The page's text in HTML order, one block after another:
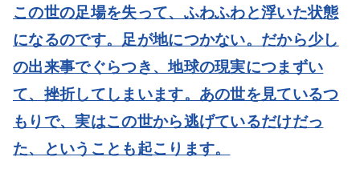
この世の足場を失って、ふわふわと浮いた状態
になるのです。足が地につかない。だから少し
の出来事でぐらつき、地球の現実につまずい
て、挫折してしまいます。あの世を見ているつ
もりで、実はこの世から逃げているだけだっ
た、ということも起こります。